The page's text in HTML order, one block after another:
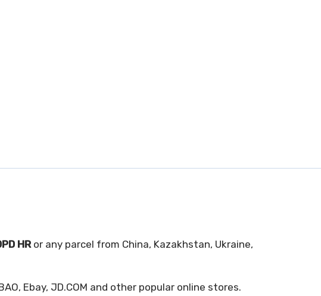
HRor any parcel from China, Kazakhstan, Ukraine,
Ebay, JD.COM and other popular online stores.